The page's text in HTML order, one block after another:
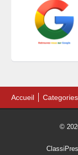
Accueil Categories
©